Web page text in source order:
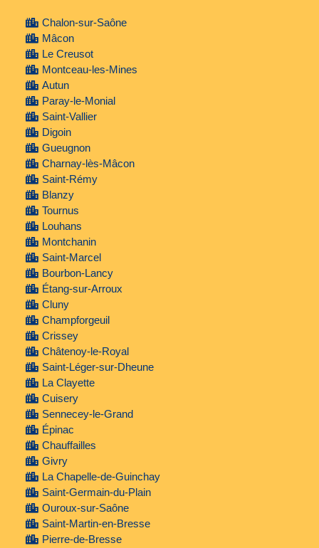
Chalon-sur-Saône
Mâcon
Le Creusot
Montceau-les-Mines
Autun
Paray-le-Monial
Saint-Vallier
Digoin
Gueugnon
Charnay-lès-Mâcon
Saint-Rémy
Blanzy
Tournus
Louhans
Montchanin
Saint-Marcel
Bourbon-Lancy
Étang-sur-Arroux
Cluny
Champforgeuil
Crissey
Châtenoy-le-Royal
Saint-Léger-sur-Dheune
La Clayette
Cuisery
Sennecey-le-Grand
Épinac
Chauffailles
Givry
La Chapelle-de-Guinchay
Saint-Germain-du-Plain
Ouroux-sur-Saône
Saint-Martin-en-Bresse
Pierre-de-Bresse